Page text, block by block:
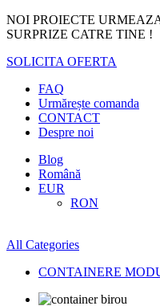
NOI PROIECTE
SURPRIZE CATRE TINE !
SOLICITA OFERTA
FAQ
Urmărește comanda
CONTACT
Despre noi
Blog
Română
EUR
RON
All Categories
CONTAINERE